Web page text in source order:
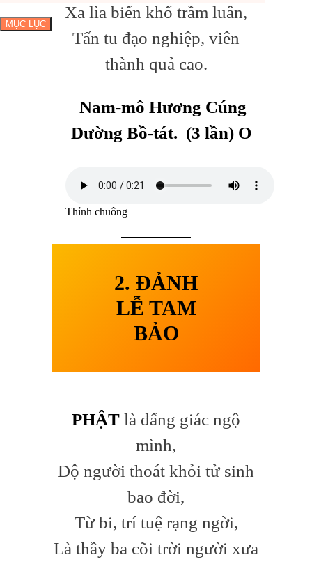
MỤC LỤC
Xa lìa biển khổ trầm luân,
Tấn tu đạo nghiệp, viên
thành quả cao.
Nam-mô Hương Cúng
Dường Bồ-tát. (3 lần) O
Thỉnh chuông
2. ĐẢNH
LỄ TAM
BẢO
PHẬT là đấng giác ngộ
mình,
Độ người thoát khỏi tử sinh
bao đời,
Từ bi, trí tuệ rạng ngời,
Là thầy ba cõi trời người xưa